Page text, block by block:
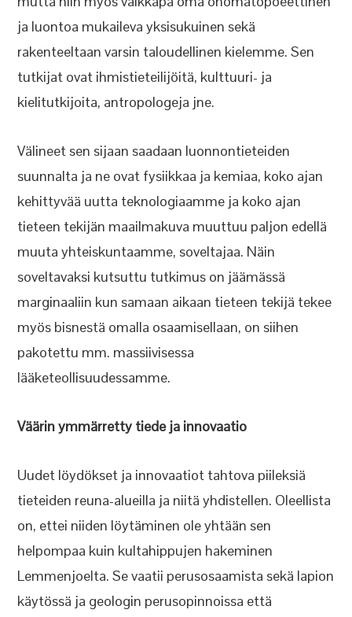
ja luontoa mukaileva yksisukuinen sekä
rakenteeltaan varsin taloudellinen kielemme. Sen
tutkijat ovat ihmistieteilijöitä, kulttuuri- ja
kielitutkijoita, antropologeja jne.
Välineet sen sijaan saadaan luonnontieteiden
suunnalta ja ne ovat fysiikkaa ja kemiaa, koko ajan
kehittyvää uutta teknologiaamme ja koko ajan
tieteen tekijän maailmakuva muuttuu paljon edellä
muuta yhteiskuntaamme, soveltajaa. Näin
soveltavaksi kutsuttu tutkimus on jäämässä
marginaaliin kun samaan aikaan tieteen tekijä tekee
myös bisnestä omalla osaamisellaan, on siihen
pakotettu mm. massiivisessa
lääketeollisuudessamme.
Väärin ymmärretty tiede ja innovaatio
Uudet löydökset ja innovaatiot tahtova piileksiä
tieteiden reuna-alueilla ja niitä yhdistellen. Oleellista
on, ettei niiden löytäminen ole yhtään sen
helpompaa kuin kultahippujen hakeminen
Lemmenjoelta. Se vaatii perusosaamista sekä lapion
käytössä ja geologin perusopinnoissa että